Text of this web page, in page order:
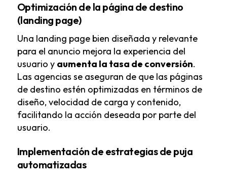
Optimización de la página de destino
(landing page)
Una landing page bien diseñada y relevante
para el anuncio mejora la experiencia del
usuario y aumenta la tasa de conversión.
Las agencias se aseguran de que las páginas
de destino estén optimizadas en términos de
diseño, velocidad de carga y contenido,
facilitando la acción deseada por parte del
usuario.
Implementación de estrategias de puja
automatizadas